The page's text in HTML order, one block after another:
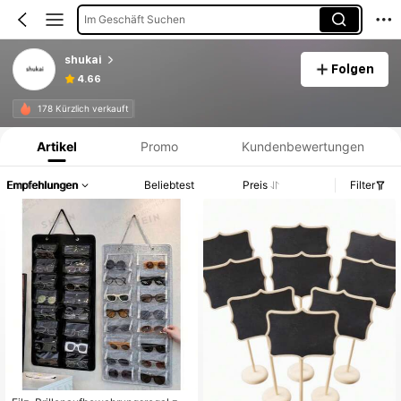
Im Geschäft Suchen
shukai
4.66
Folgen
178 Kürzlich verkauft
Produktinformation: Preisangabe, Verkaufs- und Lagerbestandsdetails.
Artikel Promo Kundenbewertungen
Empfehlungen Beliebtest Preis Filter